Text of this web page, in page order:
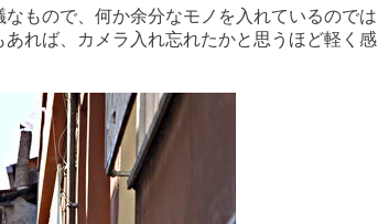
もので、何か余分なモノを入れているのでは
れば、カメラ入れ忘れたかと思うほど軽く感